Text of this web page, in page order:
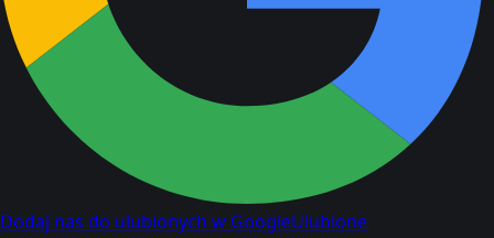
Dodaj nas do ulubionych w GoogleUlubione